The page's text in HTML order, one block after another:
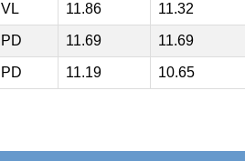
VL 11.86 11.32
PD 11.69 11.69
PD 11.19 10.65